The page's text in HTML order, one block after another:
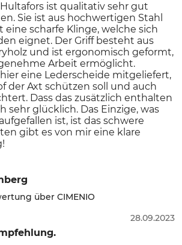
ist qualitativ sehr gut
Sie ist aus hochwertigen Stahl
scharfe Klinge, welche sich
eignet. Der Griff besteht aus
und ist ergonomisch geformt,
Arbeit ermöglicht.
eine Lederscheide mitgeliefert,
der Axt schützen soll und auch
Dass das zusätzlich enthalten
sehr glücklich. Das Einzige, was
ist, ist das schwere
gibt es von mir eine klare
über CIMENIO
28.09.2023